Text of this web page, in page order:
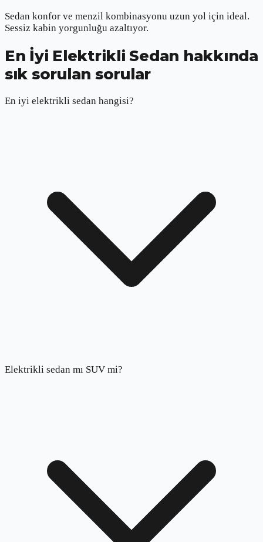
Sedan konfor ve menzil kombinasyonu uzun yol için ideal.
Sessiz kabin yorgunluğu azaltıyor.
En İyi Elektrikli Sedan hakkında
sık sorulan sorular
En iyi elektrikli sedan hangisi?
Elektrikli sedan mı SUV mi?